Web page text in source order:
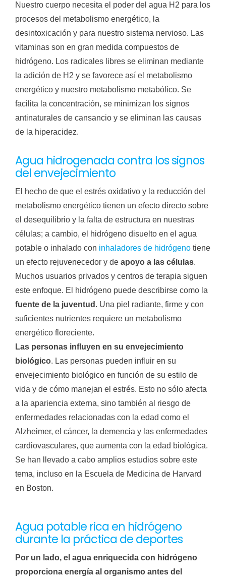
Nuestro cuerpo necesita el poder del agua H2 para los
procesos del metabolismo energético, la
desintoxicación y para nuestro sistema nervioso. Las
vitaminas son en gran medida compuestos de
hidrógeno. Los radicales libres se eliminan mediante
la adición de H2 y se favorece así el metabolismo
energético y nuestro metabolismo metabólico. Se
facilita la concentración, se minimizan los signos
antinaturales de cansancio y se eliminan las causas
de la hiperacidez.
Agua hidrogenada contra los signos
del envejecimiento
El hecho de que el estrés oxidativo y la reducción del
metabolismo energético tienen un efecto directo sobre
el desequilibrio y la falta de estructura en nuestras
células; a cambio, el hidrógeno disuelto en el agua
potable o inhalado con inhaladores de hidrógenotiene
un efecto rejuvenecedor y de apoyo a las células.
Muchos usuarios privados y centros de terapia siguen
este enfoque. El hidrógeno puede describirse como la
fuente de la juventud . Una piel radiante, firme y con
suficientes nutrientes requiere un metabolismo
energético floreciente.
Las personas influyen en su envejecimiento
biológico. Las personas pueden influir en su
envejecimiento biológico en función de su estilo de
vida y de cómo manejan el estrés. Esto no sólo afecta
a la apariencia externa, sino también al riesgo de
enfermedades relacionadas con la edad como el
Alzheimer, el cáncer, la demencia y las enfermedades
cardiovasculares, que aumenta con la edad biológica.
Se han llevado a cabo amplios estudios sobre este
tema, incluso en la Escuela de Medicina de Harvard
en Boston.
Agua potable rica en hidrógeno
durante la práctica de deportes
Por un lado, el agua enriquecida con hidrógeno
proporciona energía al organismo antes del